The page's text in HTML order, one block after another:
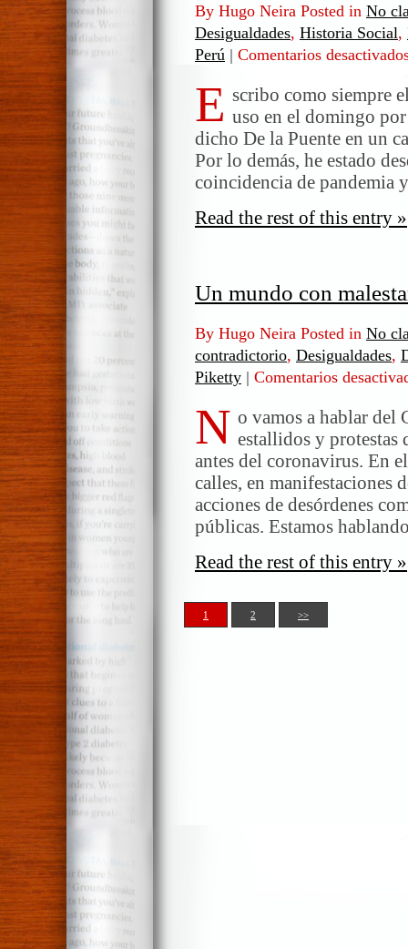
By Hugo Neira Posted in No
Desigualdades, Historia Social,
Perú | Comentarios
E scribo como siempre
uso en el domingo
dicho De la Puente en un
Por lo demás, he estado
coincidencia de pandemia
Read the rest of this entry »
Un mundo con
By Hugo Neira Posted in No
contradictorio, Desigualdades,
Piketty | Comentarios
N o vamos a hablar del
estallidos y protestas
antes del coronavirus. En
calles, en manifestaciones
acciones de desórdenes
públicas. Estamos
Read the rest of this entry »
1 2 >>